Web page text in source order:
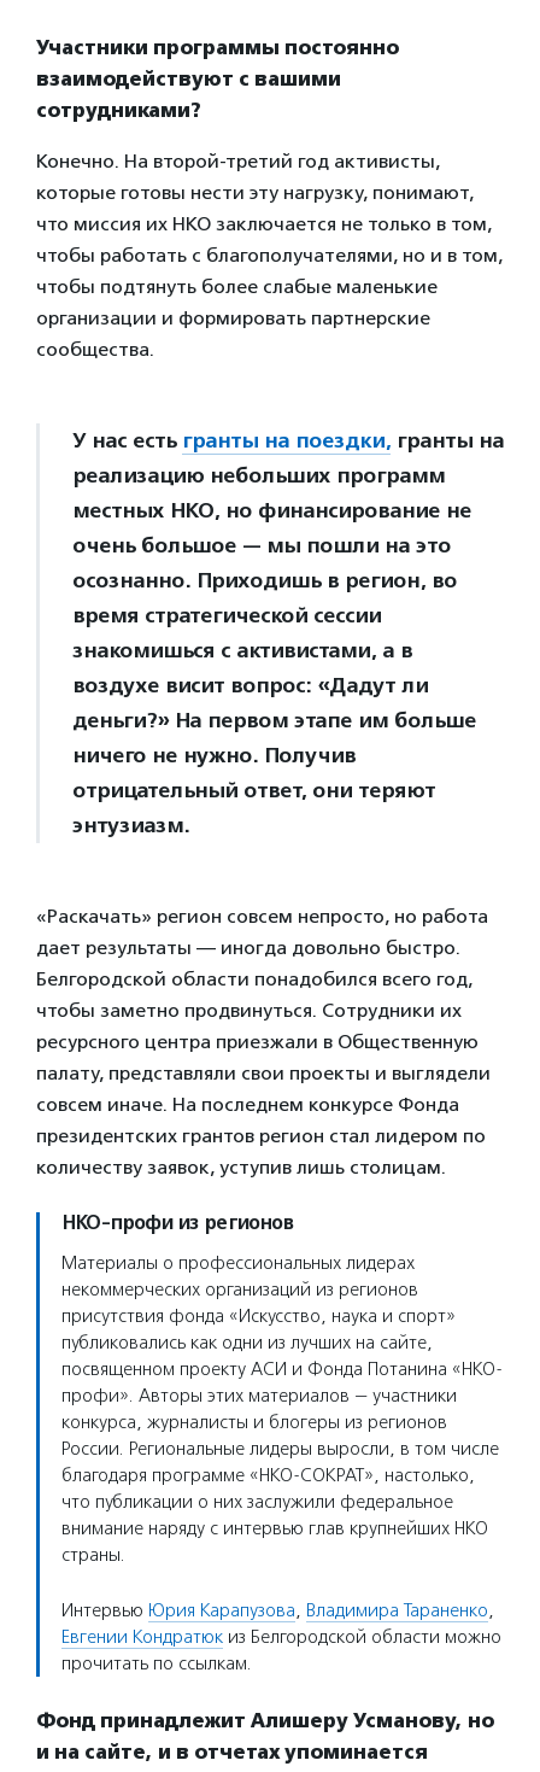
Участники программы постоянно
взаимодействуют с вашими
сотрудниками?
Конечно. На второй-третий год активисты,
которые готовы нести эту нагрузку, понимают,
что миссия их НКО заключается не только в том,
чтобы работать с благополучателями, но и в том,
чтобы подтянуть более слабые маленькие
организации и формировать партнерские
сообщества.
У нас есть гранты на поездки, гранты на
реализацию небольших программ
местных НКО, но финансирование не
очень большое — мы пошли на это
осознанно. Приходишь в регион, во
время стратегической сессии
знакомишься с активистами, а в
воздухе висит вопрос: «Дадут ли
деньги?» На первом этапе им больше
ничего не нужно. Получив
отрицательный ответ, они теряют
энтузиазм.
«Раскачать» регион совсем непросто, но работа
дает результаты — иногда довольно быстро.
Белгородской области понадобился всего год,
чтобы заметно продвинуться. Сотрудники их
ресурсного центра приезжали в Общественную
палату, представляли свои проекты и выглядели
совсем иначе. На последнем конкурсе Фонда
президентских грантов регион стал лидером по
количеству заявок, уступив лишь столицам.
НКО-профи из регионов
Материалы о профессиональных лидерах
некоммерческих организаций из регионов
присутствия фонда «Искусство, наука и спорт»
публиковались как одни из лучших на сайте,
посвященном проекту АСИ и Фонда Потанина «НКО-
профи». Авторы этих материалов — участники
конкурса, журналисты и блогеры из регионов
России. Региональные лидеры выросли, в том числе
благодаря программе «НКО-СОКРАТ», настолько,
что публикации о них заслужили федеральное
внимание наряду с интервью глав крупнейших НКО
страны.
Интервью Юрия Карапузова Владимира Тараненко
Евгении Кондратюк из Белгородской области можно
прочитать по ссылкам.
Фонд принадлежит Алишеру Усманову, но
и на сайте, и в отчетах упоминается